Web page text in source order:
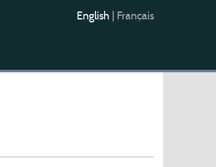
English Français